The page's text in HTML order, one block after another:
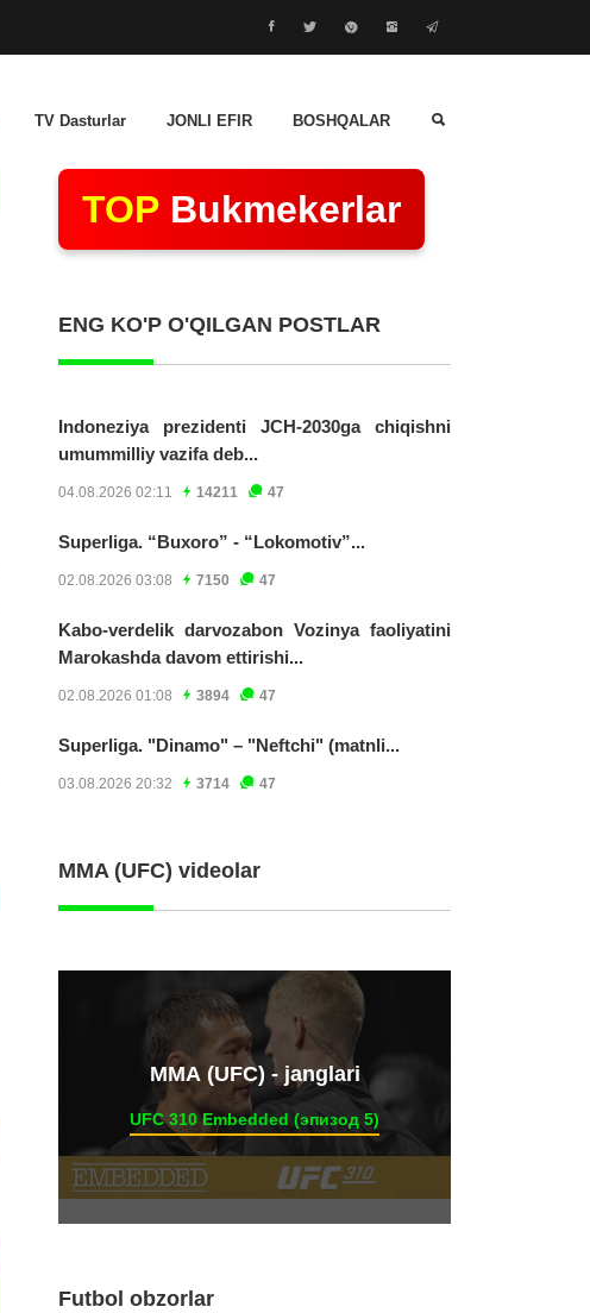
TV Dasturlar JONLI EFIR BOSHQALAR
TOP Bukmekerlar
ENG KO'P O'QILGAN POSTLAR
Indoneziya prezidenti JCH-2030ga chiqishni
umummilliy vazifa deb...
04.08.2026 02:11 14211 47
Superliga. “Buxoro” - “Lokomotiv”...
02.08.2026 03:08 7150 47
Kabo-verdelik darvozabon Vozinya faoliyatini
Marokashda davom ettirishi...
02.08.2026 01:08 3894 47
Superliga. "Dinamo" – "Neftchi" (matnli...
03.08.2026 20:32 3714 47
MMA (UFC) videolar
ММА (UFC) - janglari
UFC 310 Embedded (эпизод 5)
Futbol obzorlar